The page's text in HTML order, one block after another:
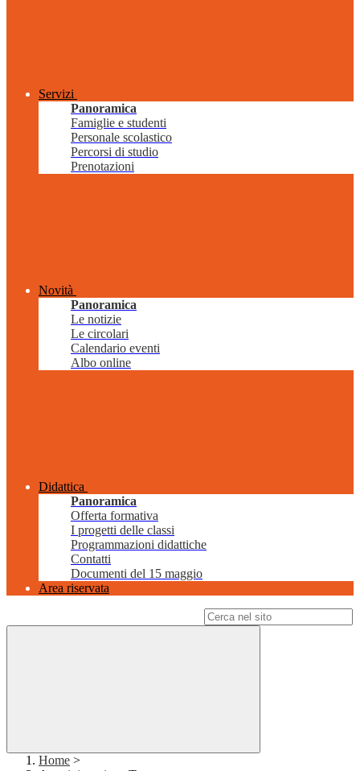
Servizi
Panoramica
Famiglie e studenti
Personale scolastico
Percorsi di studio
Prenotazioni
Novità
Panoramica
Le notizie
Le circolari
Calendario eventi
Albo online
Didattica
Panoramica
Offerta formativa
I progetti delle classi
Programmazioni didattiche
Contatti
Documenti del 15 maggio
Area riservata
Home >